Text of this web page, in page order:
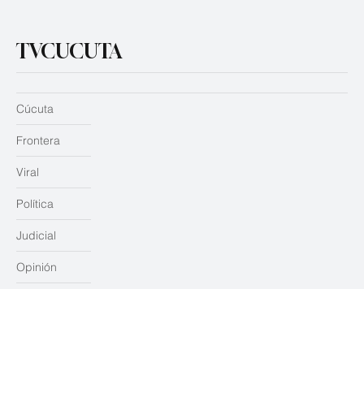
Judicial
Cúcuta
Frontera
Viral
Política